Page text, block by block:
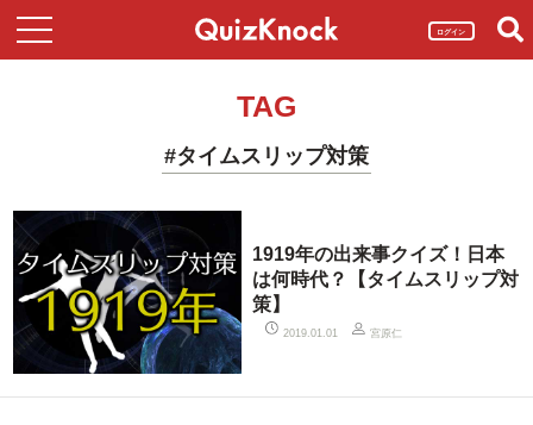
ログイン
TAG
#タイムスリップ対策
1919年の出来事クイズ！日本
は何時代？【タイムスリップ対
策】
2019.01.01 宮原仁